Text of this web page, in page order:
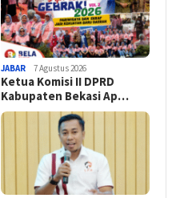
JABAR 7 Agustus 2026
Ketua Komisi II DPRD
Kabupaten Bekasi Ap…